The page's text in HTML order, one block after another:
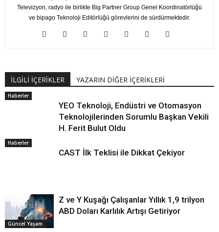
Televizyon, radyo ile birlikte Big Partner Group Genel Koordinatörlüğü
ve bipago Teknoloji Editörlüğü görevlerini de sürdürmektedir.
İLGİLİ İÇERİKLER YAZARIN DİĞER İÇERİKLERİ
Haberler
YEO Teknoloji, Endüstri ve Otomasyon
Teknolojilerinden Sorumlu Başkan Vekili
H. Ferit Bulut Oldu
Haberler
CAST İlk Teklisi ile Dikkat Çekiyor
Güncel Yaşam
Z ve Y Kuşağı Çalışanlar Yıllık 1,9 trilyon
ABD Doları Karlılık Artışı Getiriyor